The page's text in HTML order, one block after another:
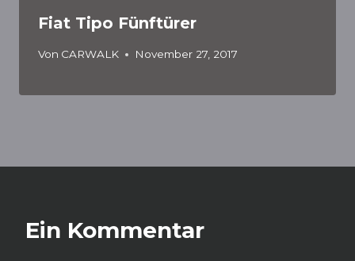
Fiat Tipo Fünftürer
Von CARWALK November 27, 2017
Ein Kommentar